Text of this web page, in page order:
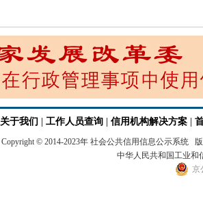
关于我们 工作人员查询 信用机构解决方案
Copyright © 2014-2023年 社会公共信用信息公示系
中华人民共和国工业和
京